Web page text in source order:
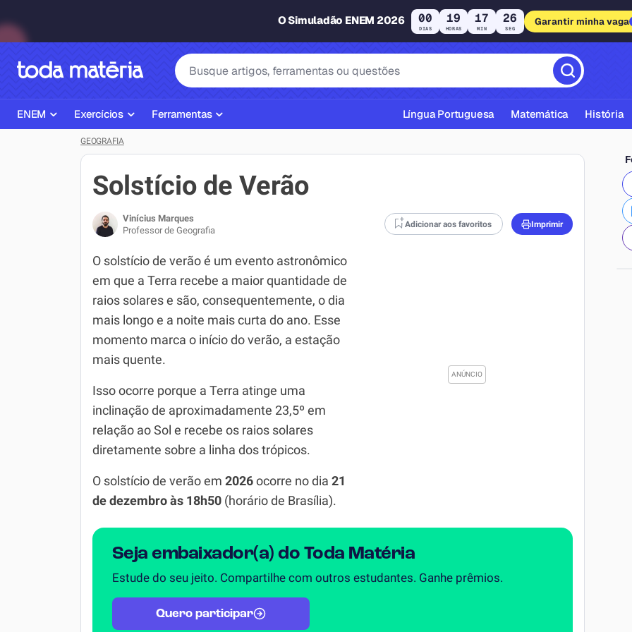
O Simuladão ENEM 2026 00
DIAS
19
HORAS
17
MIN
25
SEG
Garantir minha vaga
ENEM
Página Inicial ENEM
Plano de Estudos
Corretor de Redação
Exercícios ENEM
Simulados ENEM
Simulador SiSU
Exercícios
ENEM
Matemática
História
Biologia
Inglês
Geografia
Física
Todos os Exercícios
Ferramentas
Corretor de Redação
Gerador Referências Bibliográficas ABNT
Língua Portuguesa Matemática História
GEOGRAFIA
Solstício de Verão
Vinícius Marques
Professor de Geografia
Adicionar aos favoritos Imprimir
O solstício de verão é um evento astronômico
em que a Terra recebe a maior quantidade de
raios solares e são, consequentemente, o dia
mais longo e a noite mais curta do ano. Esse
momento marca o início do verão, a estação
mais quente.
Isso ocorre porque a Terra atinge uma
inclinação de aproximadamente 23,5º em
relação ao Sol e recebe os raios solares
diretamente sobre a linha dos trópicos.
O solstício de verão em 2026 ocorre no dia 21
de dezembro às 18h50 (horário de Brasília).
Seja embaixador(a) do Toda Matéria
Estude do seu jeito. Compartilhe com outros estudantes. Ganhe prêmios.
Quero participar